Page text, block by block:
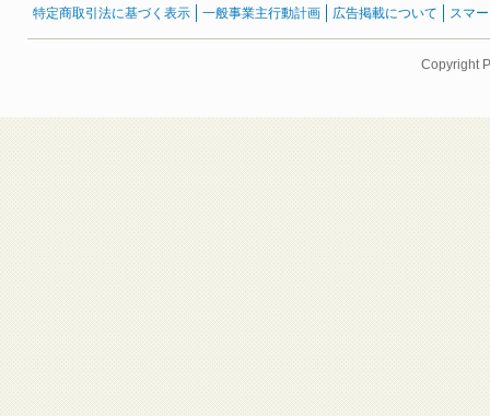
特定商取引法に基づく表示
一般事業主行動計画 広告掲載について スマ
Copyright